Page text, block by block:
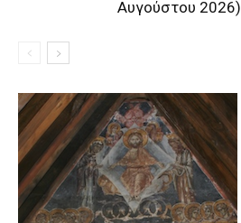
Αυγούστου 2026)